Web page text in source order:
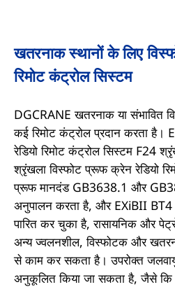
खतरनाक स्थानों के लिए
रिमोट कंट्रोल सिस्टम
DGCRANE खतरनाक या संभावित
कई रिमोट कंट्रोल प्रदान करता है।
रेडियो रिमोट कंट्रोल सिस्टम F24
श्रृंखला विस्फोट प्रूफ क्रेन रेडियो
प्रूफ मानदंड GB3638.1 और
अनुपालन करता है, और EXiBII BT4
पारित कर चुका है, रासायनिक और
अन्य ज्वलनशील, विस्फोटक और
से काम कर सकता है। उपरोक्त
अनुकूलित किया जा सकता है, जैसे कि